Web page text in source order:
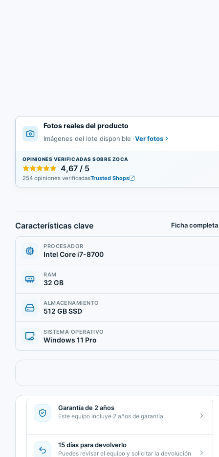
Fotos reales del producto
Imágenes del lote disponible ·Ver fotos
OPINIONES VERIFICADAS SOBRE ZOCA
4,67 / 5
254 opiniones verificadasTrusted Shops
Características clave Ficha completa
PROCESADOR
Intel Core i7-8700
RAM
32 GB
ALMACENAMIENTO
512 GB SSD
SISTEMA OPERATIVO
Windows 11 Pro
Garantía de 2 años
Este equipo incluye 2 años de garantía.
15 días para devolverlo
Puedes revisar el equipo y solicitar la devolución